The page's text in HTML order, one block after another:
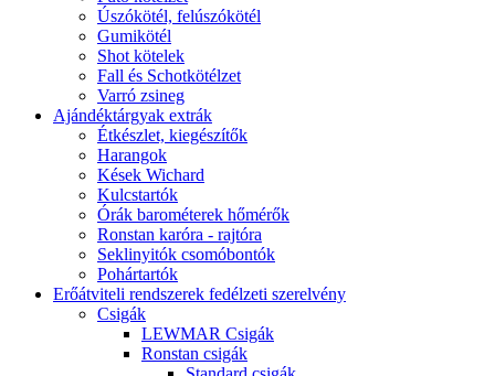
Úszókötél, felúszókötél
Gumikötél
Shot kötelek
Fall és Schotkötélzet
Varró zsineg
Ajándéktárgyak extrák
Étkészlet, kiegészítők
Harangok
Kések Wichard
Kulcstartók
Órák barométerek hőmérők
Ronstan karóra - rajtóra
Seklinyitók csomóbontók
Pohártartók
Erőátviteli rendszerek fedélzeti szerelvény
Csigák
LEWMAR Csigák
Ronstan csigák